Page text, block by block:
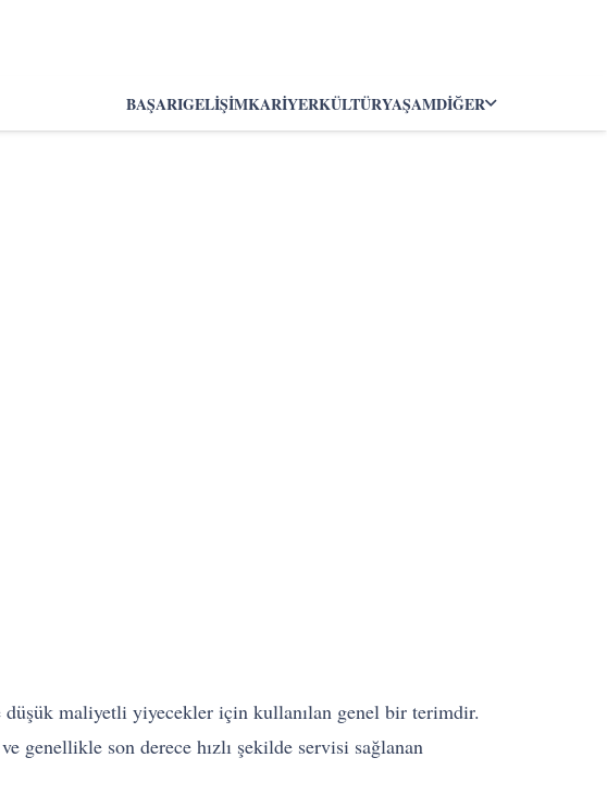
BAŞARIGELIŞIMKARIYERKÜLTÜRYAŞAMDIĞER
düşük maliyetli yiyecekler için kullanılan genel bir terimdir.
genellikle son derece hızlı şekilde servisi sağlanan